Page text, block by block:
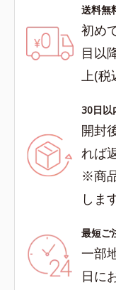
送料無
初め
目以
上(税
30日以
開封
れば
※商
しま
最短ご
一部
日に